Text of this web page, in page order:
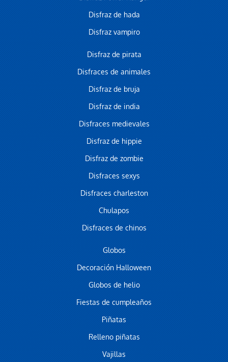
Disfraz de hada
Disfraz vampiro
Disfraz de pirata
Disfraces de animales
Disfraz de bruja
Disfraz de india
Disfraces medievales
Disfraz de hippie
Disfraz de zombie
Disfraces sexys
Disfraces charleston
Chulapos
Disfraces de chinos
Globos
Decoración Halloween
Globos de helio
Fiestas de cumpleaños
Piñatas
Relleno piñatas
Vajillas